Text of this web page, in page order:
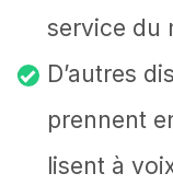
service du
D’autres
prennent
lisent à